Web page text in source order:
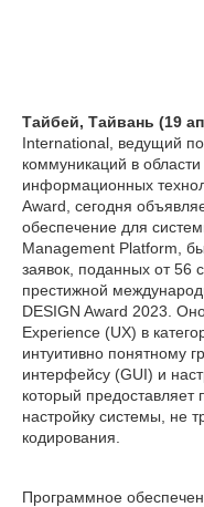
Тайбей, Тайвань (19
International, ведущий
коммуникаций в
информационных
Award, сегодня
обеспечение для
Management Platform,
заявок, поданных от 56
престижной
DESIGN Award 2023.
Experience (UX) в
интуитивно понятному
интерфейсу (GUI) и
который
настройку системы, не
кодирования.
Программное